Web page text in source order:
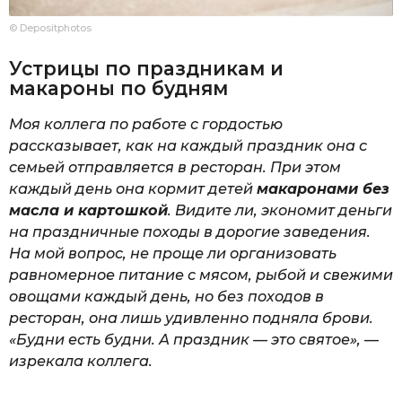
© Depositphotos
Устрицы по праздникам и
макароны по будням
Моя коллега по работе с гордостью
рассказывает, как на каждый праздник она с
семьей отправляется в ресторан. При этом
каждый день она кормит детей макаронами без
масла и картошкой. Видите ли, экономит деньги
на праздничные походы в дорогие заведения.
На мой вопрос, не проще ли организовать
равномерное питание с мясом, рыбой и свежими
овощами каждый день, но без походов в
ресторан, она лишь удивленно подняла брови.
«Будни есть будни. А праздник — это святое», —
изрекала коллега.